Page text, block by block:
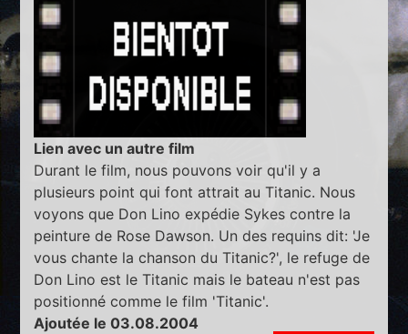
Lien avec un autre film
Durant le film, nous pouvons voir qu'il y a
plusieurs point qui font attrait au Titanic. Nous
voyons que Don Lino expédie Sykes contre la
peinture de Rose Dawson. Un des requins dit: 'Je
vous chante la chanson du Titanic?', le refuge de
Don Lino est le Titanic mais le bateau n'est pas
positionné comme le film 'Titanic'.
Ajoutée le 03.08.2004